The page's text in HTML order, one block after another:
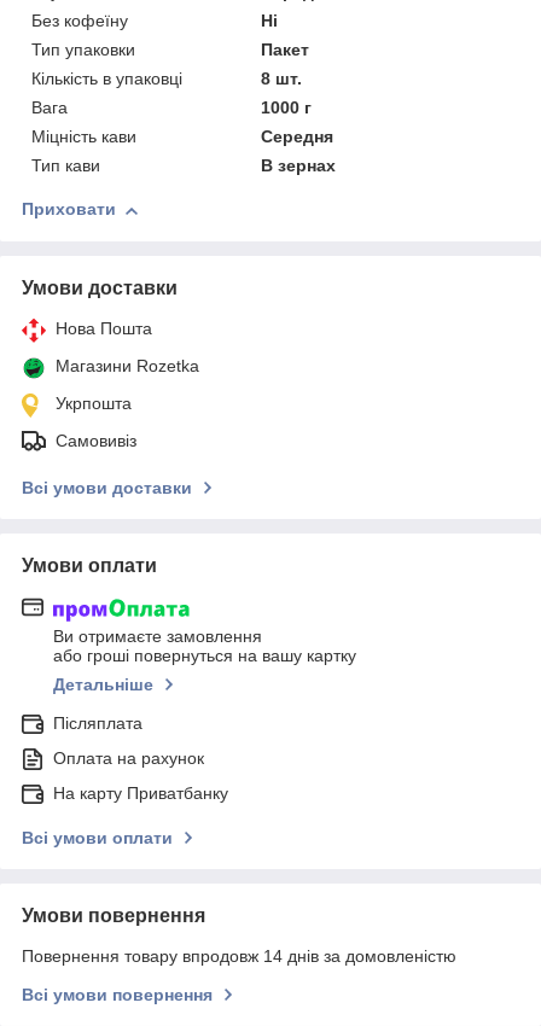
Без кофеїну
Ні
Тип упаковки
Пакет
Кількість в упаковці
8 шт.
Вага
1000 г
Міцність кави
Середня
Тип кави
В зернах
Приховати
Умови доставки
Нова Пошта
Магазини Rozetka
Укрпошта
Самовивіз
Всі умови доставки
Умови оплати
Ви отримаєте замовлення
або гроші повернуться на вашу картку
Детальніше
Післяплата
Оплата на рахунок
На карту Приватбанку
Всі умови оплати
Умови повернення
Повернення товару впродовж 14 днів за домовленістю
Всі умови повернення